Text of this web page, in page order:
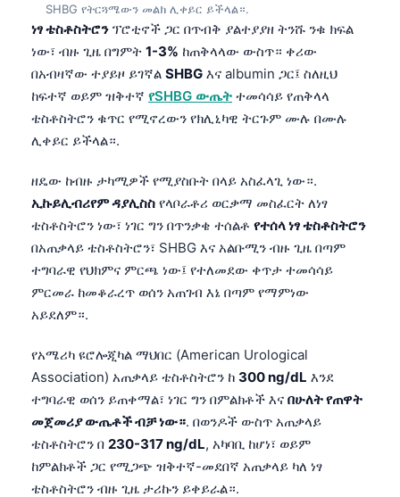
SHBG የትርጓሜውን መልክ ሊቀይር ይችላል።.
ነፃ ቴስቶስትሮንፕሮቲኖች ጋር በጥብቅ ያልተያያዘ ትንሹ ንቁ ክፍል
ነው፣ ብዙ ጊዜ በግምት 1-3% ከጠቅላላው ውስጥ። ቀሪው
በአብዛኛው ተያይዞ ይገኛል SHBG እና albumin ጋር፤ ስለዚህ
ከፍተኛ ወይም ዝቅተኛ የSHBG ውጤት ተመሳሳይ የጠቅላላ
ቴስቶስትሮን ቁጥር የሚኖረውን የክሊኒካዊ ትርጉም ሙሉ በሙሉ
ሊቀይር ይችላል።.
ዘዴው ከብዙ ታካሚዎች የሚያስቡት በላይ አስፈላጊ ነው።.
ኢኩይሊብሪየም ዳያሊስስ የላቦራቶሪ ወርቃማ መስፈርት ለነፃ
ቴስቶስትሮን ነው፣ ነገር ግን በጥንቃቄ ተሰልቶ የተሰላ ነፃ ቴስቶስትሮን
በአጠቃላይ ቴስቶስትሮን፣ SHBG እና አልቡሚን ብዙ ጊዜ በጣም
ተግባራዊ የህክምና ምርጫ ነው፤ የተለመደው ቀጥታ ተመሳሳይ
ምርመራ ከመቆራረጥ ወሰን አጠገብ እኔ በጣም የማምነው
አይደለም።.
የአሜሪካ ዩሮሎጂካል ማህበር (American Urological
Association) አጠቃላይ ቴስቶስትሮን ከ 300 ng/dL እንደ
ተግባራዊ ወሰን ይጠቀማል፣ ነገር ግን በምልክቶች እና በሁለት የጠዋት
መጀመሪያ ውጤቶች ብቻ ነው።. በወንዶች ውስጥ አጠቃላይ
ቴስቶስትሮን በ 230-317 ng/dL, አካባቢ ከሆነ፣ ወይም
ከምልክቶች ጋር የሚጋጭ ዝቅተኛ-መደበኛ አጠቃላይ ካለ ነፃ
ቴስቶስትሮን ብዙ ጊዜ ታሪኩን ይቀይራል።.